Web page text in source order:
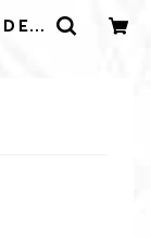
ＥＳ